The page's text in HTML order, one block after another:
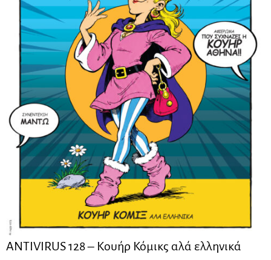
ANTIVIRUS 128 – Kουήρ Κόμικς αλά ελληνικά